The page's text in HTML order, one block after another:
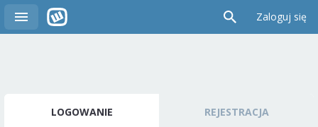
Zaloguj się
LOGOWANIE REJESTRACJA